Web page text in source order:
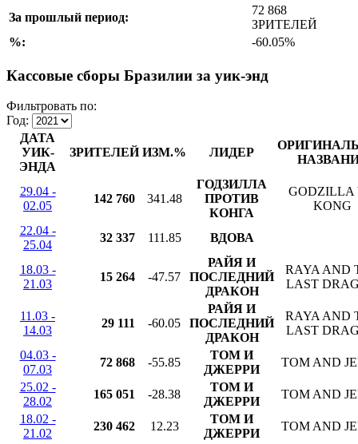
За прошлый период:
72 868
ЗРИТЕЛЕЙ
%:
-60.05%
Кассовые сборы Бразилии за уик-энд
Фильтровать по:
Год:
ДАТА
УИК-
ЭНДА
ЗРИТЕЛЕЙ ИЗМ.% ЛИДЕР
29.04 -
02.05
142 760 341.48
ГОДЗИЛЛА
ПРОТИВ
КОНГА
GODZILLA
KONG
22.04 -
25.04
32 337 111.85 ВДОВА
18.03 -
21.03
15 264 -47.57
РАЙЯ И
ПОСЛЕДНИЙ
ДРАКОН
RAYA AND
LAST
11.03 -
14.03
29 111 -60.05
РАЙЯ И
ПОСЛЕДНИЙ
ДРАКОН
RAYA AND
LAST
04.03 -
07.03
72 868 -55.85
ТОМ И
ДЖЕРРИ
TOM AND
25.02 -
28.02
165 051 -28.38
ТОМ И
ДЖЕРРИ
TOM AND
18.02 -
21.02
230 462 12.23
ТОМ И
ДЖЕРРИ
TOM AND